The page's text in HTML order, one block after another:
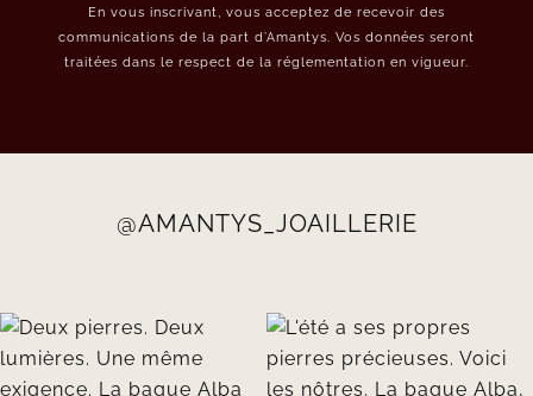
En vous inscrivant, vous acceptez de recevoir des
communications de la part d’Amantys. Vos données seront
traitées dans le respect de la réglementation en vigueur.
@AMANTYS_JOAILLERIE